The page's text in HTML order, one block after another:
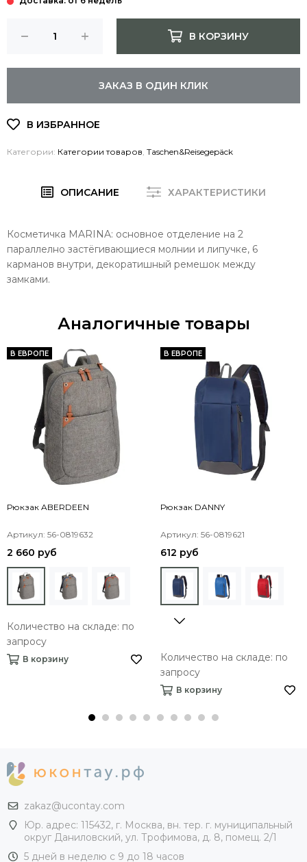
В КОРЗИНУ
ЗАКАЗ В ОДИН КЛИК
Категории: Категории товаров Taschen&Reisegepäck
ОПИСАНИЕ ХАРАКТЕРИСТИКИ
Косметичка MARINA: основное отделение на 2
параллелно застёгивающиеся молнии и липучке, 6
карманов внутри, декоратишный ремешок между
замками.
Аналогичные товары
В ЕВРОПЕ
Рюкзак ABERDEEN
Артикул: 56-0819632
2 660 руб
Количество на складе: по
запросу
В корзину
В ЕВРОПЕ
Рюкзак DANNY
Артикул: 56-0819621
612 руб
Количество на складе: по
запросу
В корзину
zakaz@ucontay.com
Юр. адрес: 115432, г. Москва, вн. тер. г. муниципальный
округ Даниловский, ул. Трофимова, д. 8, помещ. 2/1
5 дней в неделю с 9 до 18 часов